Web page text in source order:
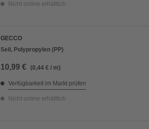
Nicht online erhältlich
GECCO
Seil, Polypropylen (PP)
10,99 € (0,44 € / m)
Verfügbarkeit im Markt prüfen
Nicht online erhältlich